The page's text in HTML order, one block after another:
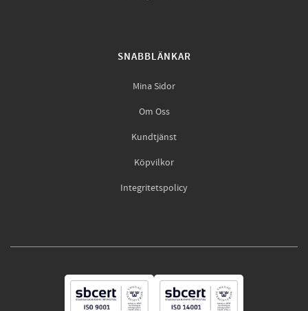
SNABBLÄNKAR
Mina Sidor
Om Oss
Kundtjänst
Köpvilkor
Integritetspolicy